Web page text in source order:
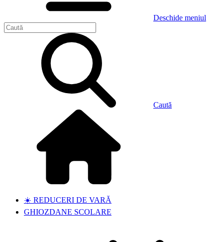
Deschide meniul
Caută
☀️ REDUCERI DE VARĂ
GHIOZDANE SCOLARE